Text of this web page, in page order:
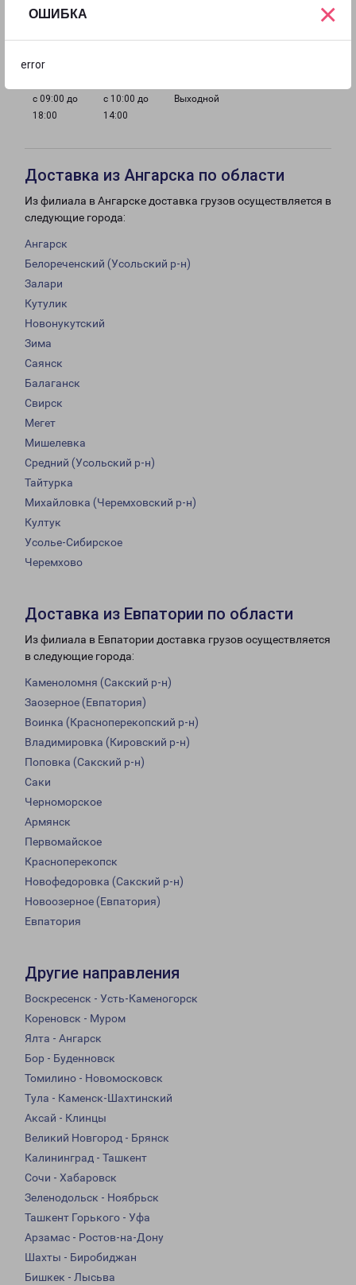
ОШИБКА
error
×
с 09:00 до
18:00
с 10:00 до
14:00
Выходной
Доставка из Ангарска по области
Из филиала в Ангарске доставка грузов осуществляется в
следующие города:
Ангарск
Белореченский (Усольский р-н)
Залари
Кутулик
Новонукутский
Зима
Саянск
Балаганск
Свирск
Мегет
Мишелевка
Средний (Усольский р-н)
Тайтурка
Михайловка (Черемховский р-н)
Култук
Усолье-Сибирское
Черемхово
Доставка из Евпатории по области
Из филиала в Евпатории доставка грузов осуществляется
в следующие города:
Каменоломня (Сакский р-н)
Заозерное (Евпатория)
Воинка (Красноперекопский р-н)
Владимировка (Кировский р-н)
Поповка (Сакский р-н)
Саки
Черноморское
Армянск
Первомайское
Красноперекопск
Новофедоровка (Сакский р-н)
Новоозерное (Евпатория)
Евпатория
Другие направления
Воскресенск - Усть-Каменогорск
Кореновск - Муром
Ялта - Ангарск
Бор - Буденновск
Томилино - Новомосковск
Тула - Каменск-Шахтинский
Аксай - Клинцы
Великий Новгород - Брянск
Калининград - Ташкент
Сочи - Хабаровск
Зеленодольск - Ноябрьск
Ташкент Горького - Уфа
Арзамас - Ростов-на-Дону
Шахты - Биробиджан
Бишкек - Лысьва